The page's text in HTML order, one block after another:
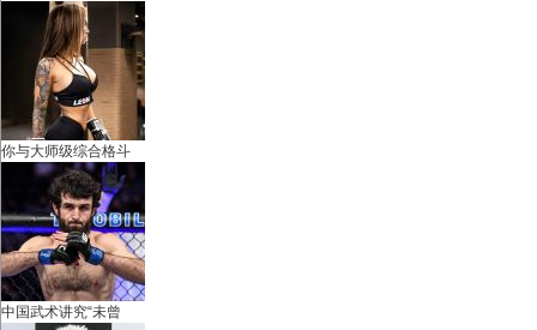
你与大师级综合格斗
中国武术讲究“未曾